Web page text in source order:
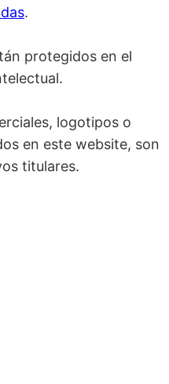
.
protegidos en el
logotipos o
en este website, son
titulares.